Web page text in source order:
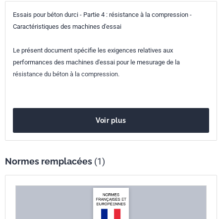
classement
Parenté
européenne
EN 12390-4:2019
Essais pour béton durci - Partie 4 : résistance à la compression -
Caractéristiques des machines d'essai
Le présent document spécifie les exigences relatives aux
performances des machines d'essai pour le mesurage de la
résistance du béton à la compression.
Voir plus
Normes remplacées (1)